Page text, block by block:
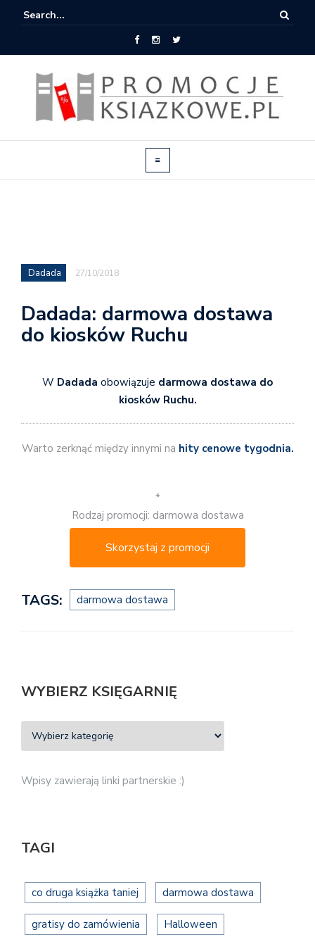
Dadada 27/10/2018
Dadada: darmowa dostawa
do kiosków Ruchu
W Dadada obowiązuje darmowa dostawa do
kiosków Ruchu.
Warto zerknąć między innymi na hity cenowe tygodnia.
*
Rodzaj promocji: darmowa dostawa
Skorzystaj z promocji
TAGS: darmowa dostawa
WYBIERZ KSIĘGARNIĘ
Wpisy zawierają linki partnerskie :)
TAGI
co druga książka taniej darmowa dostawa
gratisy do zamówienia Halloween